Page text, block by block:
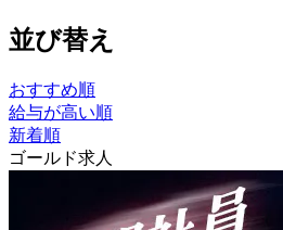
並び替え
おすすめ順
給与が高い順
新着順
ゴールド求人